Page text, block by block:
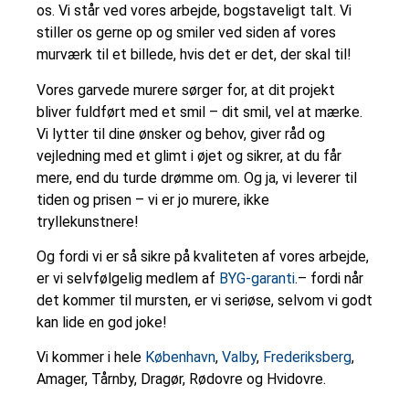
os. Vi står ved vores arbejde, bogstaveligt talt. Vi
stiller os gerne op og smiler ved siden af vores
murværk til et billede, hvis det er det, der skal til!
Vores garvede murere sørger for, at dit projekt
bliver fuldført med et smil – dit smil, vel at mærke.
Vi lytter til dine ønsker og behov, giver råd og
vejledning med et glimt i øjet og sikrer, at du får
mere, end du turde drømme om. Og ja, vi leverer til
tiden og prisen – vi er jo murere, ikke
tryllekunstnere!
Og fordi vi er så sikre på kvaliteten af vores arbejde,
er vi selvfølgelig medlem af BYG-garanti.– fordi når
det kommer til mursten, er vi seriøse, selvom vi godt
kan lide en god joke!
Vi kommer i hele København, Valby, Frederiksberg,
Amager, Tårnby, Dragør, Rødovre og Hvidovre.